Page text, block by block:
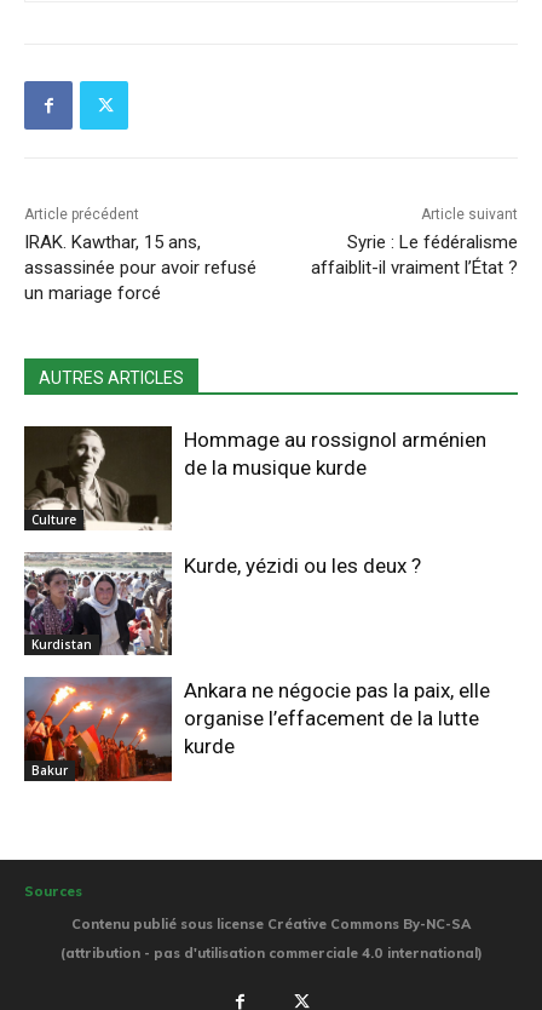
Article précédent
IRAK. Kawthar, 15 ans,
assassinée pour avoir refusé
un mariage forcé
Article suivant
Syrie : Le fédéralisme
affaiblit-il vraiment l’État ?
AUTRES ARTICLES
Culture
Hommage au rossignol arménien
de la musique kurde
Kurdistan
Kurde, yézidi ou les deux ?
Bakur
Ankara ne négocie pas la paix, elle
organise l’effacement de la lutte
kurde
Sources
Contenu publié sous license Créative Commons By-NC-SA
(attribution - pas d'utilisation commerciale 4.0 international)